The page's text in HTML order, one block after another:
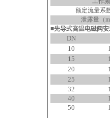
额定流量系
泄露量（
■先导式高温电磁阀
DN
10
15
20
25
32
40
50